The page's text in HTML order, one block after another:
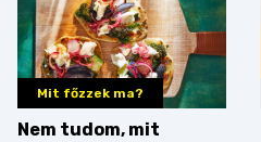
Mit főzzek ma?
Nem tudom, mit